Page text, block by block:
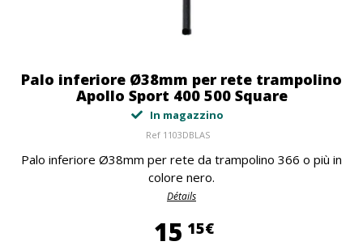
Palo inferiore Ø38mm per rete trampolino
Apollo Sport 400 500 Square
In magazzino
Ref 1103DBLAS
Palo inferiore Ø38mm per rete da trampolino 366 o più in
colore nero.
Détails
15 15€15,15 €